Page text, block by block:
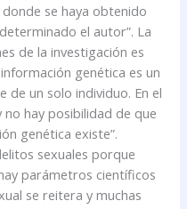
se haya obtenido
el autor”. La
de la investigación es
genética es un
de un solo individuo. En el
hay posibilidad de que
genética existe”.
sexuales porque
parámetros científicos
se reitera y muchas